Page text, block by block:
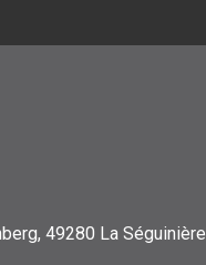
49280 La Séguinière